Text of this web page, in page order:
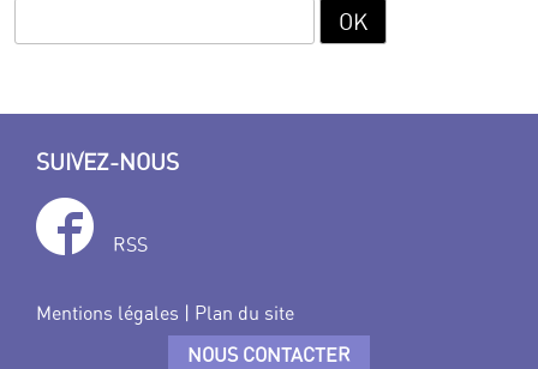
SUIVEZ-NOUS
RSS
Mentions légales | Plan du site
NOUS CONTACTER